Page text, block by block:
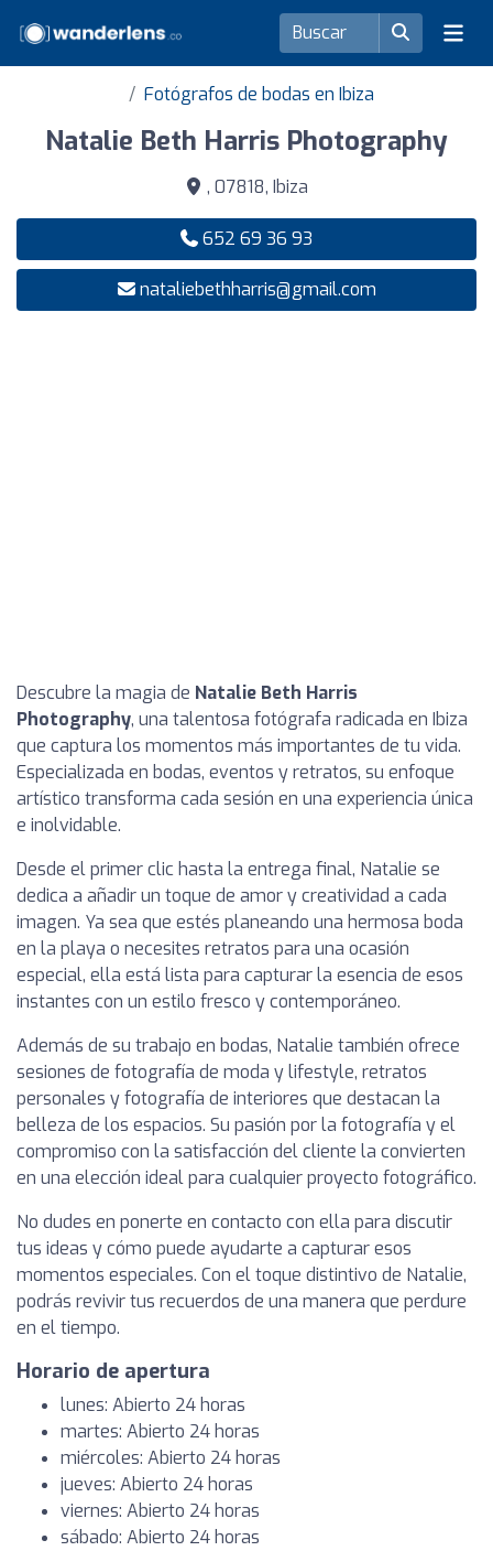
Fotógrafos de bodas en Ibiza
Natalie Beth Harris Photography
, 07818, Ibiza
652 69 36 93
nataliebethharris@gmail.com
Descubre la magia de Natalie Beth Harris
Photography, una talentosa fotógrafa radicada en Ibiza
que captura los momentos más importantes de tu vida.
Especializada en bodas, eventos y retratos, su enfoque
artístico transforma cada sesión en una experiencia única
e inolvidable.
Desde el primer clic hasta la entrega final, Natalie se
dedica a añadir un toque de amor y creatividad a cada
imagen. Ya sea que estés planeando una hermosa boda
en la playa o necesites retratos para una ocasión
especial, ella está lista para capturar la esencia de esos
instantes con un estilo fresco y contemporáneo.
Además de su trabajo en bodas, Natalie también ofrece
sesiones de fotografía de moda y lifestyle, retratos
personales y fotografía de interiores que destacan la
belleza de los espacios. Su pasión por la fotografía y el
compromiso con la satisfacción del cliente la convierten
en una elección ideal para cualquier proyecto fotográfico.
No dudes en ponerte en contacto con ella para discutir
tus ideas y cómo puede ayudarte a capturar esos
momentos especiales. Con el toque distintivo de Natalie,
podrás revivir tus recuerdos de una manera que perdure
en el tiempo.
Horario de apertura
lunes: Abierto 24 horas
martes: Abierto 24 horas
miércoles: Abierto 24 horas
jueves: Abierto 24 horas
viernes: Abierto 24 horas
sábado: Abierto 24 horas